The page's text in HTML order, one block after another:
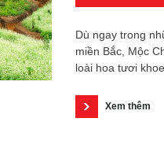
Dù ngay trong
miền Bắc, Mộc
loài hoa tươi
Xem thêm